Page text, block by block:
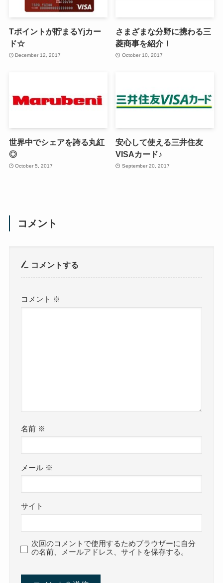
Tポイントが貯まるYjカー
ド☆
December 12, 2017
さまざまな分野に携わる三
菱商事を紹介！
October 10, 2017
世界中でシェアを誇る丸紅
◎
October 5, 2017
安心して使える三井住友
VISAカード♪
September 20, 2017
コメント
コメントする
コメント ※
名前 ※
メール ※
サイト
次回のコメントで使用するためブラウザーに自分
の名前、メールアドレス、サイトを保存する。